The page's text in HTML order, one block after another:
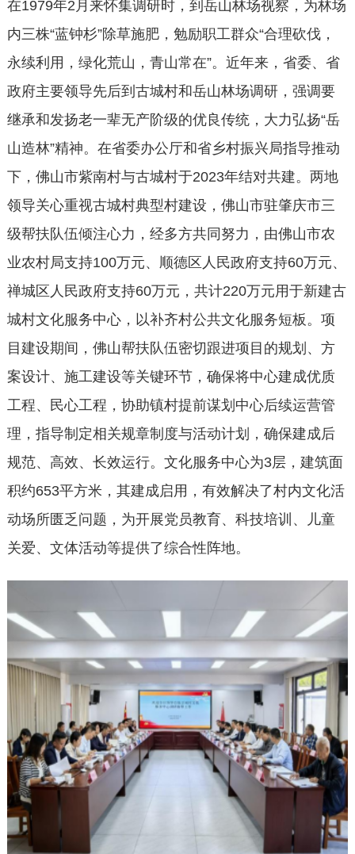
在1979年2月来怀集调研时，到岳山林场视察，为林场
内三株“蓝钟杉”除草施肥，勉励职工群众“合理砍伐，
永续利用，绿化荒山，青山常在”。近年来，省委、省
政府主要领导先后到古城村和岳山林场调研，强调要
继承和发扬老一辈无产阶级的优良传统，大力弘扬“岳
山造林”精神。在省委办公厅和省乡村振兴局指导推动
下，佛山市紫南村与古城村于2023年结对共建。两地
领导关心重视古城村典型村建设，佛山市驻肇庆市三
级帮扶队伍倾注心力，经多方共同努力，由佛山市农
业农村局支持100万元、顺德区人民政府支持60万元、
禅城区人民政府支持60万元，共计220万元用于新建古
城村文化服务中心，以补齐村公共文化服务短板。项
目建设期间，佛山帮扶队伍密切跟进项目的规划、方
案设计、施工建设等关键环节，确保将中心建成优质
工程、民心工程，协助镇村提前谋划中心后续运营管
理，指导制定相关规章制度与活动计划，确保建成后
规范、高效、长效运行。文化服务中心为3层，建筑面
积约653平方米，其建成启用，有效解决了村内文化活
动场所匮乏问题，为开展党员教育、科技培训、儿童
关爱、文体活动等提供了综合性阵地。